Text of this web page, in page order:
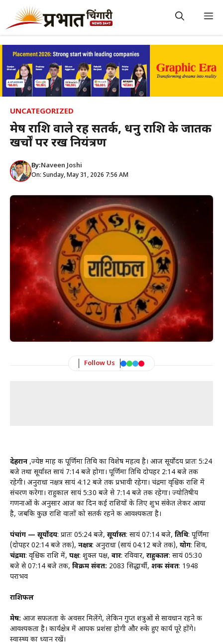
content
UNCATEGORIZED
मेष राशि वाले रहें सतर्क, धनु राशि के जातक
खर्चों पर रखें नियंत्रण
By:Naveen Joshi
On: Sunday, May 31, 2026 7:56 AM
Follow Us
देहरादून ,ज्येष्ठ माह की पूर्णिमा तिथि का विशेष महत्व है। आज सूर्योदय प्रातः 5:24
बजे तथा सूर्यास्त सायं 7:14 बजे होगा। पूर्णिमा तिथि दोपहर 2:14 बजे तक
रहेगी। अनुराधा नक्षत्र सायं 4:12 बजे तक प्रभावी रहेगा। चंद्रमा वृश्चिक राशि में
संचरण करेगा। राहुकाल सायं 5:30 बजे से 7:14 बजे तक रहेगा। ज्योतिषीय
गणनाओं के अनुसार आज का दिन कई राशियों के लिए शुभ संकेत लेकर आया
है, जबकि कुछ राशि वालों को सतर्क रहने की आवश्यकता है।
पंचांग — सूर्योदय: प्रातः 05:24 बजे, सूर्यास्त: सायं 07:14 बजे, तिथि: पूर्णिमा
(दोपहर 02:14 बजे तक), नक्षत्र: अनुराधा (सायं 04:12 बजे तक), योग: शिव,
चंद्रमा: वृश्चिक राशि में, पक्ष: शुक्ल पक्ष, वार: रविवार, राहुकाल: सायं 05:30
बजे से 07:14 बजे तक, विक्रम संवत: 2083 सिद्धार्थी, शक संवत: 1948
पराभव
राशिफल
मेष: आज सफलता के अवसर मिलेंगे, लेकिन गुप्त शत्रुओं से सावधान रहने की
आवश्यकता है। कार्यक्षेत्र में आपकी प्रशंसा होगी और रुके हुए कार्य पूरे होंगे।
स्वास्थ्य का ध्यान रखें।